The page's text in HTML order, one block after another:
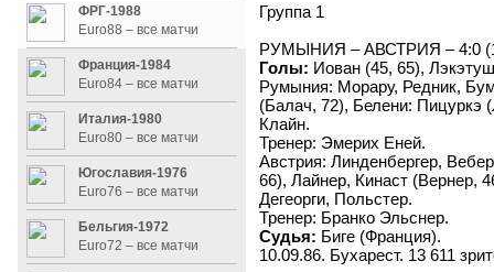
ФРГ-1988
Euro88 – все матчи
Франция-1984
Euro84 – все матчи
Италия-1980
Euro80 – все матчи
Югославия-1976
Euro76 – все матчи
Бельгия-1972
Euro72 – все матчи
Группа 1
РУМЫНИЯ – АВСТРИЯ – 4:0
Голы: Иован (45, 65),
Румыния: Морару, Редник,
(Балач, 72), Белени: Пицуркэ
Клайн.
Тренер: Эмерих Еней.
Австрия: Линденбергер,
66), Лайнер, Кинаст (Вернер,
Дегеорги, Польстер.
Тренер: Бранко Эльснер.
Судья: Биге (Франция).
10.09.86. Бухарест. 13 611